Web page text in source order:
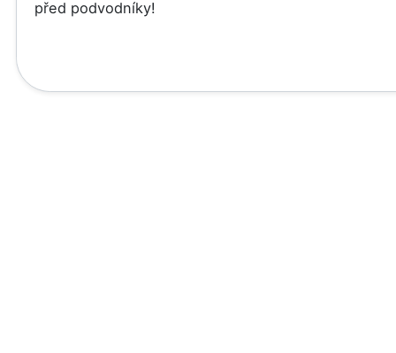
před podvodníky!